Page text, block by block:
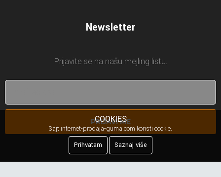
Newsletter
Prijavite se na našu mejling listu.
PRIJAVI ME
COOKIES
Sajt internet-prodaja-guma.com koristi cookie.
Prihvatam
Saznaj više